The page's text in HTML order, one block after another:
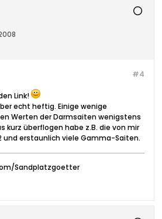
#4
Link!
echt heftig. Einige wenige
Werten der Darmsaiten wenigstens
kurz überflogen habe z.B. die von mir
und erstaunlich viele Gamma-Saiten.
Sandplatzgoetter